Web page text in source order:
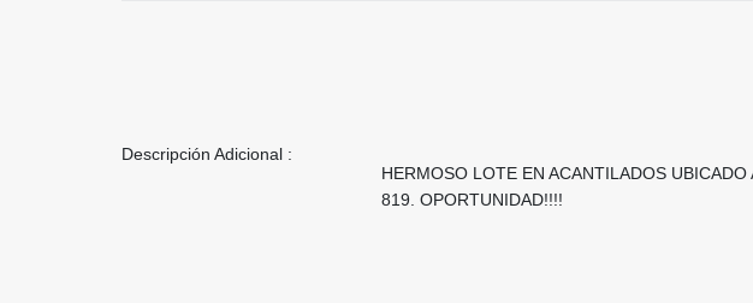
Descripción Adicional :
HERMOSO LOTE EN ACANTILADOS
819. OPORTUNIDAD!!!!